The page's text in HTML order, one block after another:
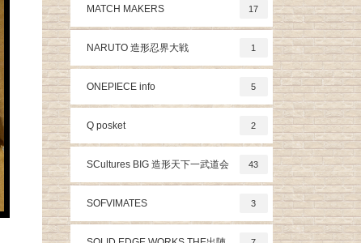
MATCH MAKERS 17
NARUTO 造形忍界大戦 1
ONEPIECE info 5
Q posket 2
SCultures BIG 造形天下一武道会 43
SOFVIMATES 3